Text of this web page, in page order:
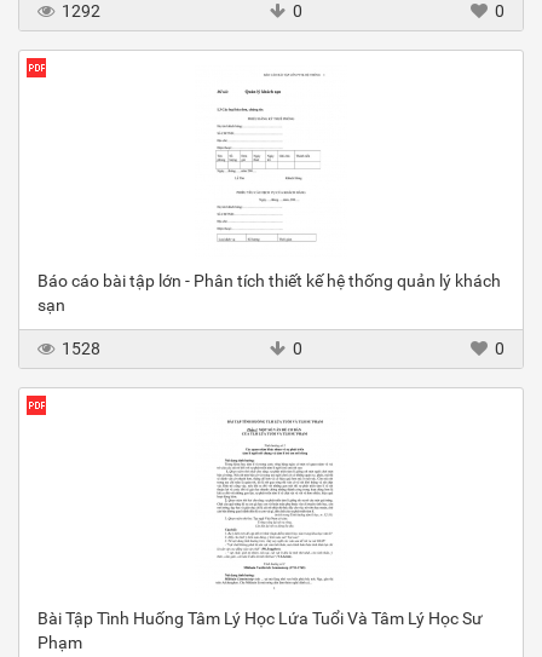
1292 0 0
Báo cáo bài tập lớn - Phân tích thiết kế hệ thống quản lý khách
sạn
1528 0 0
Bài Tập Tình Huống Tâm Lý Học Lứa Tuổi Và Tâm Lý Học Sư
Phạm